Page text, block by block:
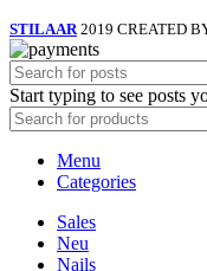
STILAAR 2019 CREATED
Start typing to see posts
Menu
Categories
Sales
Neu
Nails